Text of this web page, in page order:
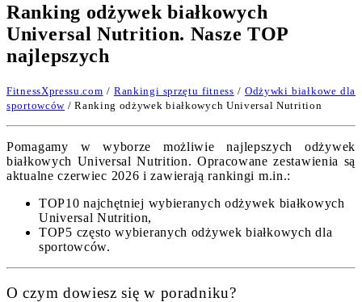
Ranking odżywek białkowych
Universal Nutrition. Nasze TOP
najlepszych
FitnessXpressu.com / Rankingi sprzętu fitness / Odżywki białkowe dla
sportowców / Ranking odżywek białkowych Universal Nutrition
Pomagamy w wyborze możliwie najlepszych odżywek
białkowych Universal Nutrition. Opracowane zestawienia są
aktualne czerwiec 2026 i zawierają rankingi m.in.:
TOP10 najchętniej wybieranych odżywek białkowych
Universal Nutrition,
TOP5 często wybieranych odżywek białkowych dla
sportowców.
O czym dowiesz się w poradniku?